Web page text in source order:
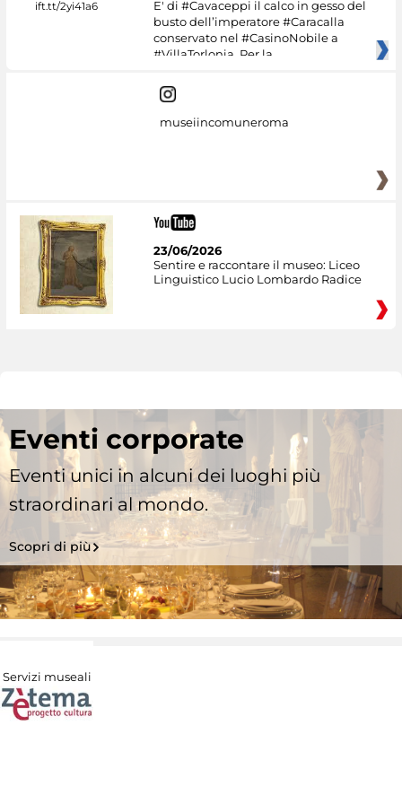
E' di #Cavaceppi il calco in gesso del
busto dell’imperatore #Caracalla
conservato nel #CasinoNobile a
#VillaTorlonia. Per la
museiincomuneroma
23/06/2026
Sentire e raccontare il museo: Liceo
Linguistico Lucio Lombardo Radice
Eventi corporate
Eventi unici in alcuni dei luoghi più
straordinari al mondo.
Scopri di più
Servizi museali